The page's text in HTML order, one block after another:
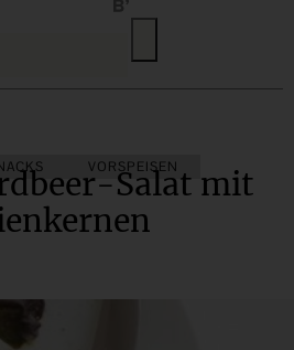
VORSPEISEN
Salat mit